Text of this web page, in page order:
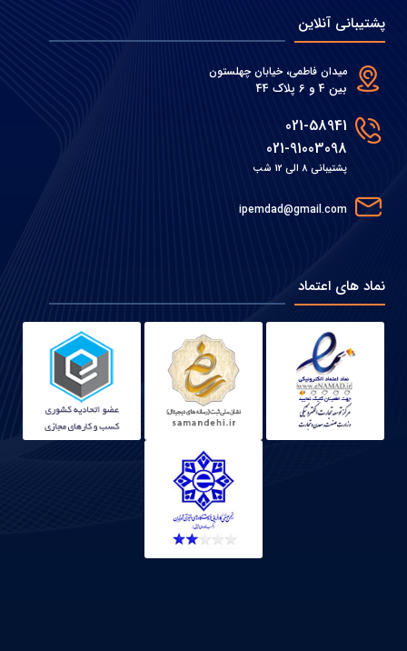
پشتیبانی آنلاین
میدان فاطمی، خیابان چهلستون
بین 4 و 6 پلاک 44
021-58941
021-91003098
پشتیبانی 8 الی 12 شب
ipemdad@gmail.com
نماد های اعتماد